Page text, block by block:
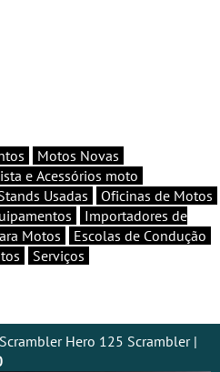
Motos Novas
e Acessórios moto
Usadas
Oficinas de Motos
Importadores de
Motos
Escolas de Condução
Serviços
Hero 125 Scrambler |